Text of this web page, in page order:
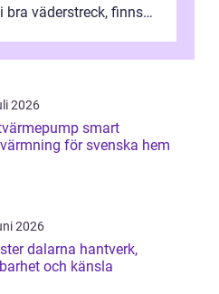
väderstreck, finns
2026
smart
för svenska hem
2026
dalarna hantverk,
och känsla